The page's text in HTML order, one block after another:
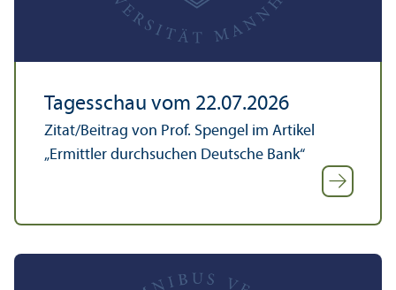
Tagesschau vom 22.07.2026
Zitat/Beitrag von Prof. Spengel im Artikel
„Ermittler durchsuchen Deutsche Bank“